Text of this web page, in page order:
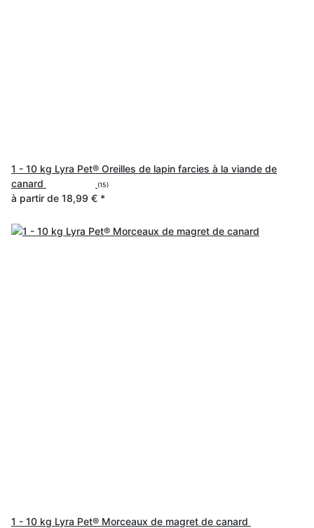
1 - 10 kg Lyra Pet® Oreilles de lapin farcies à la viande de
canard
(15)
à partir de 18,99 € *
1 - 10 kg Lyra Pet® Morceaux de magret de canard